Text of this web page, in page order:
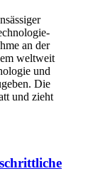
an der
weltweit
und
Die
und zieht